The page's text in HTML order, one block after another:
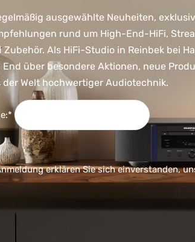
ausgewählte Neuheiten,
rund um High-End-HiFi,
Zubehör. Als HiFi-Studio in Reinbek bei
über besondere Aktionen, neue
der Welt hochwertiger Audiotechnik.
erklären Sie sich einverstanden,